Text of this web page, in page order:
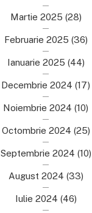
Martie 2025 (28)
Februarie 2025 (36)
Ianuarie 2025 (44)
Decembrie 2024 (17)
Noiembrie 2024 (10)
Octombrie 2024 (25)
Septembrie 2024 (10)
August 2024 (33)
Iulie 2024 (46)